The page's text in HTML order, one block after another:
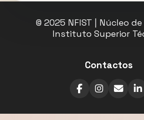
© 2025 NFIST | Núcleo
Instituto Superior
Contactos